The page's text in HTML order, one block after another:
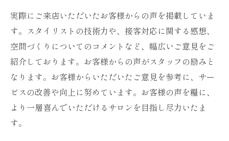
実際にご来店いただいたお客様からの声を掲載していま
す。スタイリストの技術力や、接客対応に関する感想、
空間づくりについてのコメントなど、幅広いご意見をご
紹介しております。お客様からの声がスタッフの励みと
なります。お客様からいただいたご意見を参考に、サー
ビスの改善や向上に努めています。お客様の声を糧に、
より一層喜んでいただけるサロンを目指し尽力いたま
す。